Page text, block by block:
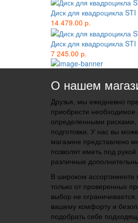
Диск для квадроцикла
14 479.00 р.
Диск для квадроцикла
7 245.00 р.
О нашем
Друзья, мы ежедневно
приобрести необходимое
определенными рисками,
подготовки. У нас вы
магазине представлено
позволят иметь под
различные
В широком ассортименте
только от проверенных
выбор не
вашему комфорту и
подобрать себе